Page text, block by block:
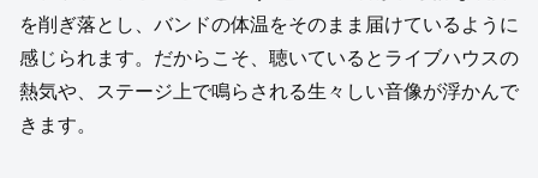
を削ぎ落とし、バンドの体温をそのまま届けているように
感じられます。だからこそ、聴いているとライブハウスの
熱気や、ステージ上で鳴らされる生々しい音像が浮かんで
きます。